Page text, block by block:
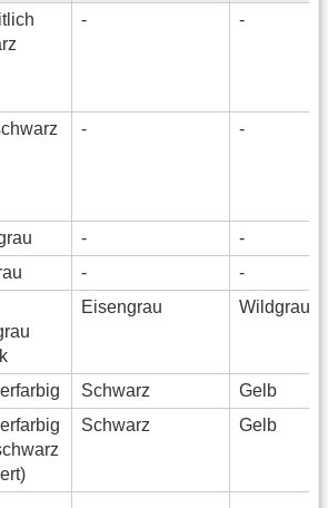
- -
- -
-
-
-
-
Eisengrau Wildgrau
Schwarz
Gelb
Schwarz Gelb